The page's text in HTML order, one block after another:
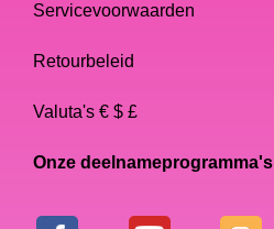
Servicevoorwaarden
Retourbeleid
Valuta's € $ £
Onze deelnameprogramma's